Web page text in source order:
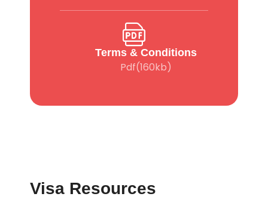
Terms & Conditions
Pdf(160kb)
Visa Resources